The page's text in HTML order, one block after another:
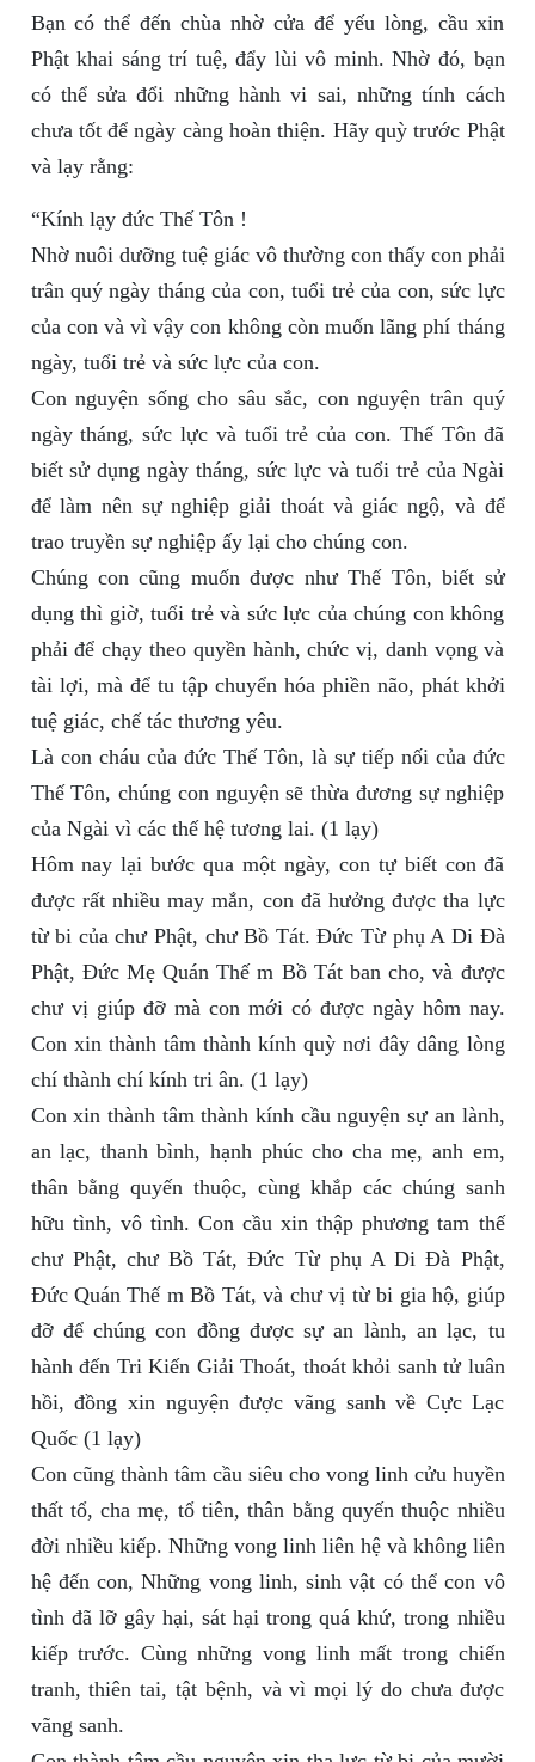
Bạn có thể đến chùa nhờ cửa để yếu lòng, cầu xin
Phật khai sáng trí tuệ, đẩy lùi vô minh. Nhờ đó, bạn
có thể sửa đổi những hành vi sai, những tính cách
chưa tốt để ngày càng hoàn thiện. Hãy quỳ trước Phật
và lạy rằng:
“Kính lạy đức Thế Tôn !
Nhờ nuôi dưỡng tuệ giác vô thường con thấy con phải
trân quý ngày tháng của con, tuổi trẻ của con, sức lực
của con và vì vậy con không còn muốn lãng phí tháng
ngày, tuổi trẻ và sức lực của con.
Con nguyện sống cho sâu sắc, con nguyện trân quý
ngày tháng, sức lực và tuổi trẻ của con. Thế Tôn đã
biết sử dụng ngày tháng, sức lực và tuổi trẻ của Ngài
để làm nên sự nghiệp giải thoát và giác ngộ, và để
trao truyền sự nghiệp ấy lại cho chúng con.
Chúng con cũng muốn được như Thế Tôn, biết sử
dụng thì giờ, tuổi trẻ và sức lực của chúng con không
phải để chạy theo quyền hành, chức vị, danh vọng và
tài lợi, mà để tu tập chuyển hóa phiền não, phát khởi
tuệ giác, chế tác thương yêu.
Là con cháu của đức Thế Tôn, là sự tiếp nối của đức
Thế Tôn, chúng con nguyện sẽ thừa đương sự nghiệp
của Ngài vì các thế hệ tương lai. (1 lạy)
Hôm nay lại bước qua một ngày, con tự biết con đã
được rất nhiều may mắn, con đã hưởng được tha lực
từ bi của chư Phật, chư Bồ Tát. Đức Từ phụ A Di Đà
Phật, Đức Mẹ Quán Thế m Bồ Tát ban cho, và được
chư vị giúp đỡ mà con mới có được ngày hôm nay.
Con xin thành tâm thành kính quỳ nơi đây dâng lòng
chí thành chí kính tri ân. (1 lạy)
Con xin thành tâm thành kính cầu nguyện sự an lành,
an lạc, thanh bình, hạnh phúc cho cha mẹ, anh em,
thân bằng quyến thuộc, cùng khắp các chúng sanh
hữu tình, vô tình. Con cầu xin thập phương tam thế
chư Phật, chư Bồ Tát, Đức Từ phụ A Di Đà Phật,
Đức Quán Thế m Bồ Tát, và chư vị từ bi gia hộ, giúp
đỡ để chúng con đồng được sự an lành, an lạc, tu
hành đến Tri Kiến Giải Thoát, thoát khỏi sanh tử luân
hồi, đồng xin nguyện được vãng sanh về Cực Lạc
Quốc (1 lạy)
Con cũng thành tâm cầu siêu cho vong linh cửu huyền
thất tổ, cha mẹ, tổ tiên, thân bằng quyến thuộc nhiều
đời nhiều kiếp. Những vong linh liên hệ và không liên
hệ đến con, Những vong linh, sinh vật có thể con vô
tình đã lỡ gây hại, sát hại trong quá khứ, trong nhiều
kiếp trước. Cùng những vong linh mất trong chiến
tranh, thiên tai, tật bệnh, và vì mọi lý do chưa được
vãng sanh.